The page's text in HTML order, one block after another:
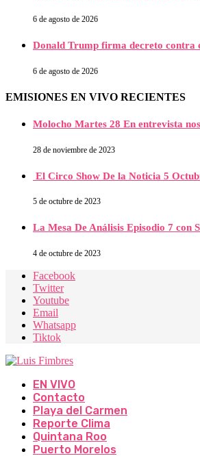
6 de agosto de 2026
Donald Trump firma decreto contra
6 de agosto de 2026
EMISIONES EN VIVO RECIENTES
Molocho Martes 28 En entrevista
28 de noviembre de 2023
El Circo Show De la Noticia 5
5 de octubre de 2023
La Mesa De Análisis Episodio 7 con
4 de octubre de 2023
Facebook
Twitter
Youtube
Email
Whatsapp
Tiktok
EN VIVO
Contacto
Playa del Carmen
Reporte Clima
Quintana Roo
Puerto Morelos